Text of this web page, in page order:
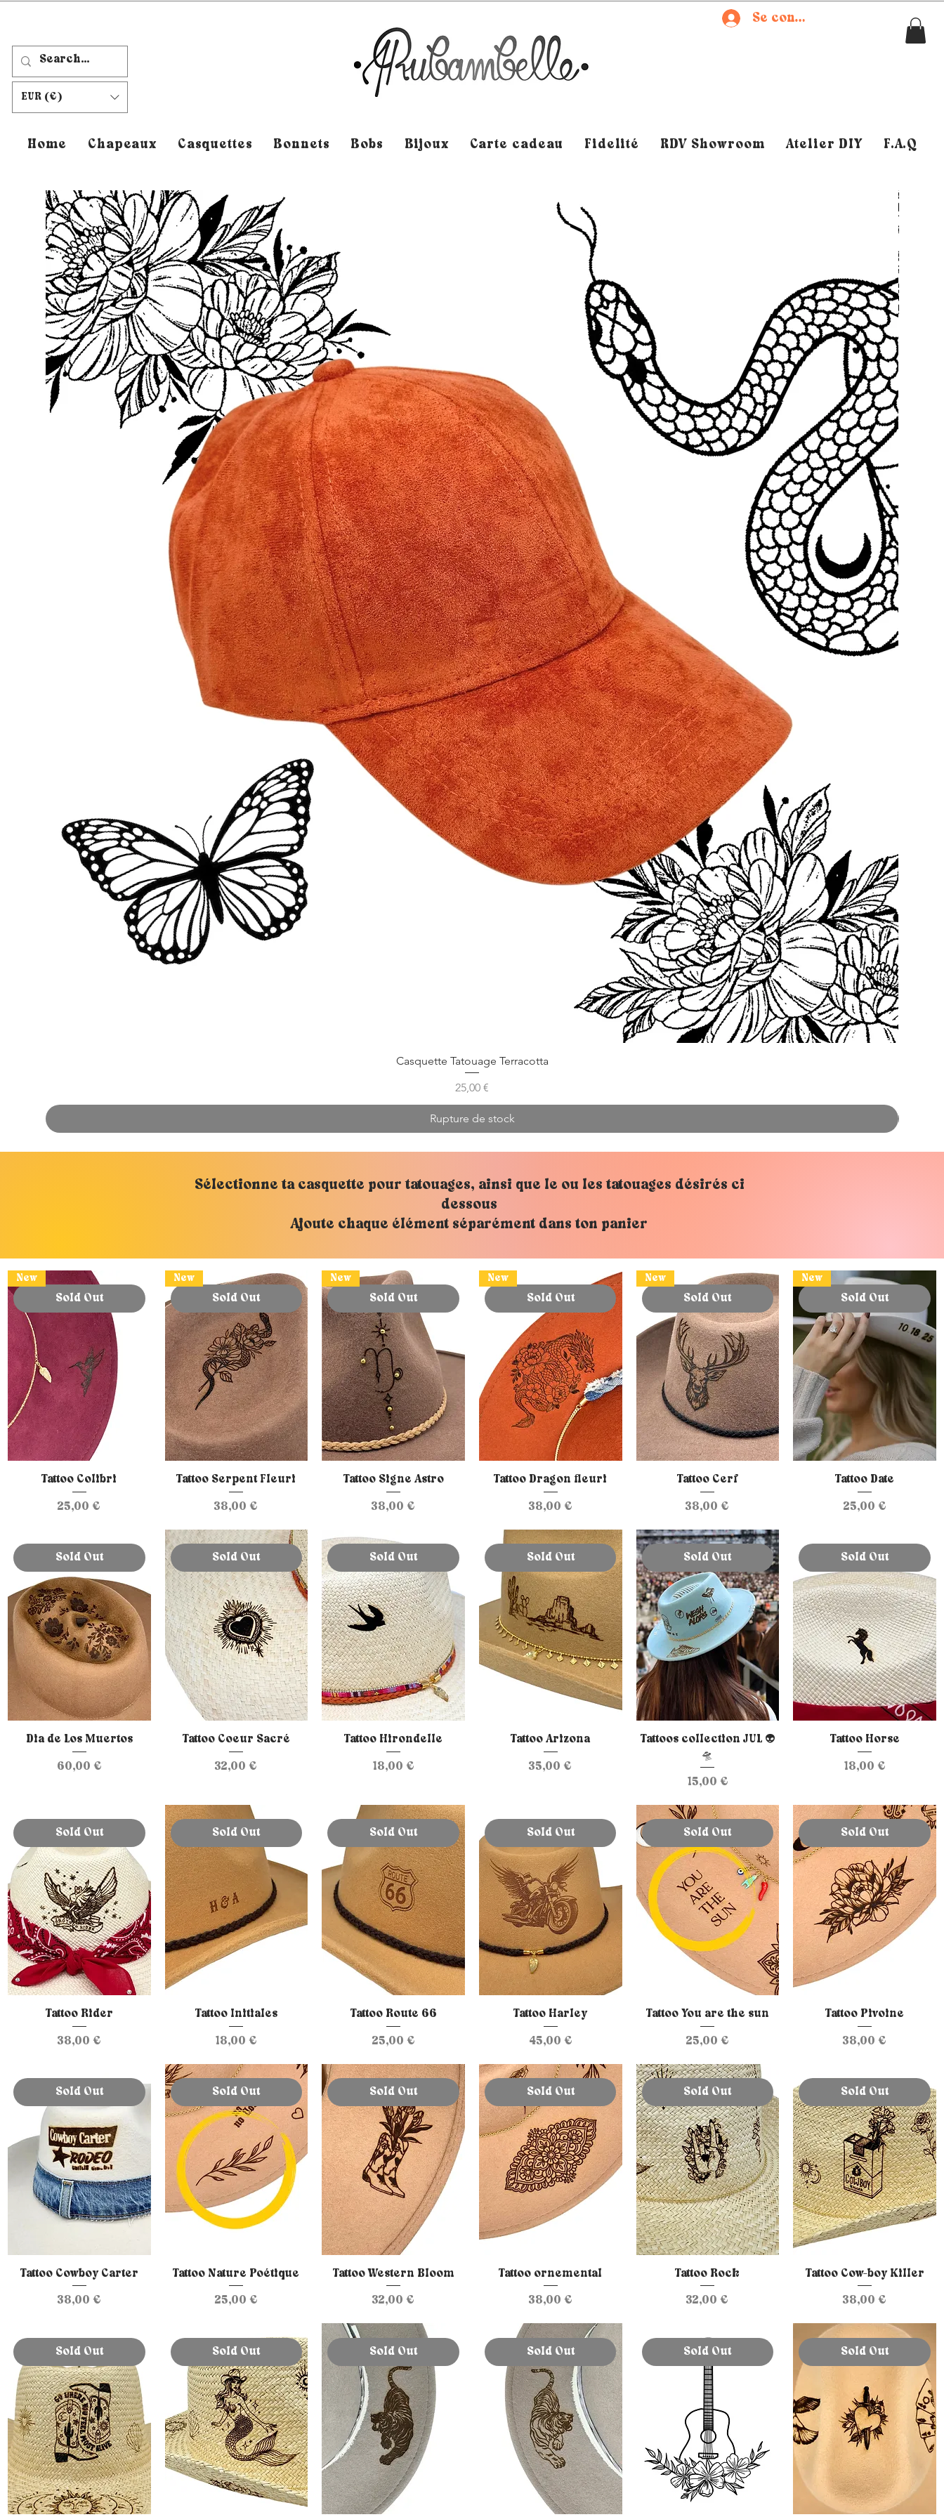
EUR (€)
Se connecter
Home Chapeaux Casquettes Bonnets Bobs Bijoux Carte cadeau Fidelité RDV Showroom Atelier DIY F.A.Q
Casquette Tatouage Terracotta
Prix
25,00 €
Rupture de stock
Sélectionne ta casquette pour tatouages, ainsi que le ou les tatouages désirés ci
dessous
Ajoute chaque élément séparément dans ton panier
Sold Out
New
Tattoo Colibri
Prix
25,00 €
Sold Out
New
Tattoo Serpent Fleuri
Prix
38,00 €
Sold Out
New
Tattoo Signe Astro
Prix
38,00 €
Sold Out
New
Tattoo Dragon fleuri
Prix
38,00 €
Sold Out
New
Tattoo Cerf
Prix
38,00 €
Sold Out
New
Tattoo Date
Prix
25,00 €
Sold Out
Dia de Los Muertos
Prix
60,00 €
Sold Out
Tattoo Coeur Sacré
Prix
32,00 €
Sold Out
Tattoo Hirondelle
Prix
18,00 €
Sold Out
Tattoo Arizona
Prix
35,00 €
Sold Out
Tattoos collection JUL 👽
🛸
Prix
15,00 €
Sold Out
Tattoo Horse
Prix
18,00 €
Sold Out
Tattoo Rider
Prix
38,00 €
Sold Out
Tattoo Initiales
Prix
18,00 €
Sold Out
Tattoo Route 66
Prix
25,00 €
Sold Out
Tattoo Harley
Prix
45,00 €
Sold Out
Tattoo You are the sun
Prix
25,00 €
Sold Out
Tattoo Pivoine
Prix
38,00 €
Sold Out
Tattoo Cowboy Carter
Prix
38,00 €
Sold Out
Tattoo Nature Poétique
Prix
25,00 €
Sold Out
Tattoo Western Bloom
Prix
32,00 €
Sold Out
Tattoo ornemental
Prix
38,00 €
Sold Out
Tattoo Rock
Prix
32,00 €
Sold Out
Tattoo Cow-boy Killer
Prix
38,00 €
Sold Out Sold Out Sold Out Sold Out Sold Out Sold Out